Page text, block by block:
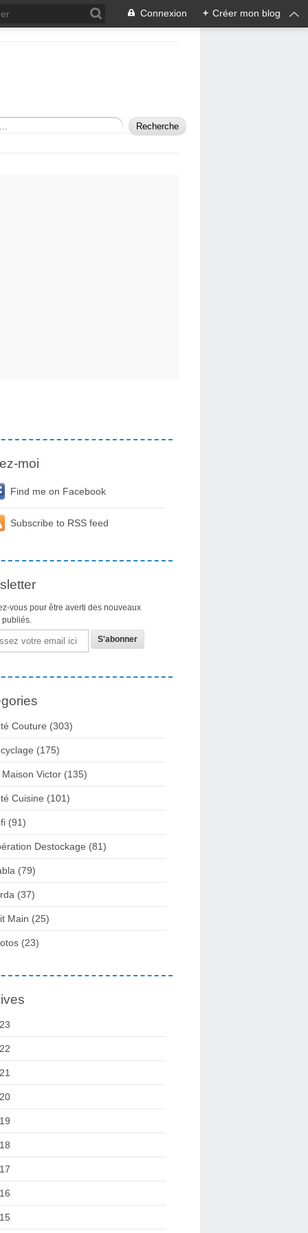
Connexion + Créer mon blog
moi
Find me on Facebook
Subscribe to RSS feed
vous pour être averti des nouveaux
publiés.
Couture (303)
(175)
Maison Victor (135)
Cuisine (101)
(91)
Destockage (81)
(79)
(37)
Main (25)
(23)